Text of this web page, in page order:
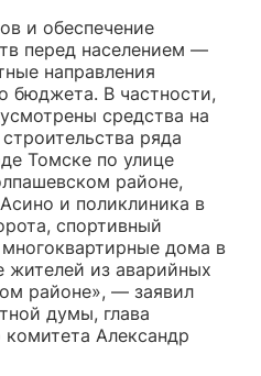
и обеспечение
перед населением —
направления
бюджета. В частности,
средства на
ряда
Томске по улице
районе,
и поликлиника в
спортивный
дома в
жителей из аварийных
районе», — заявил
думы, глава
Александр